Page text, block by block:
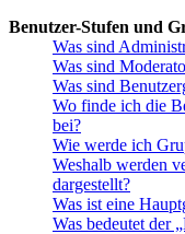
Benutzer-Stufen und
Was sind
Was sind
Was sind
Wo finde ich die
bei?
Wie werde ich
Weshalb werden
dargestellt?
Was ist eine
Was bedeutet der